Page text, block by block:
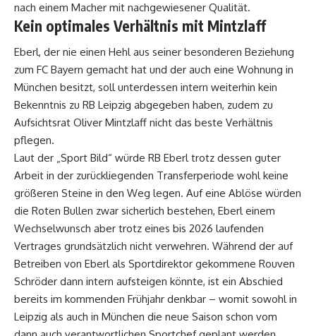
nach einem Macher mit nachgewiesener Qualität.
Kein optimales Verhältnis mit Mintzlaff
Eberl, der nie einen Hehl aus seiner besonderen Beziehung
zum FC Bayern gemacht hat und der auch eine Wohnung in
München besitzt, soll unterdessen intern weiterhin kein
Bekenntnis zu RB Leipzig abgegeben haben, zudem zu
Aufsichtsrat Oliver Mintzlaff nicht das beste Verhältnis
pflegen.
Laut der „Sport Bild“ würde RB Eberl trotz dessen guter
Arbeit in der zurückliegenden Transferperiode wohl keine
größeren Steine in den Weg legen. Auf eine Ablöse würden
die Roten Bullen zwar sicherlich bestehen, Eberl einem
Wechselwunsch aber trotz eines bis 2026 laufenden
Vertrages grundsätzlich nicht verwehren. Während der auf
Betreiben von Eberl als Sportdirektor gekommene Rouven
Schröder dann intern aufsteigen könnte, ist ein Abschied
bereits im kommenden Frühjahr denkbar – womit sowohl in
Leipzig als auch in München die neue Saison schon vom